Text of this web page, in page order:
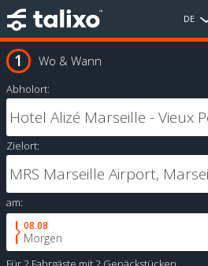
DE
Wo & Wann
Abholort:
Zielort:
am:
08.08
Morgen